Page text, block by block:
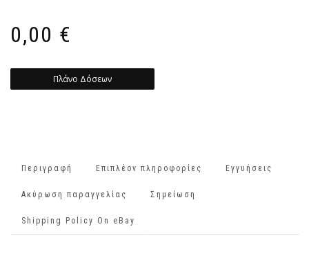
0,00 €
Πλάνο Δόσεων
Περιγραφή Επιπλέον πληροφορίες Εγγυήσεις
Ακύρωση παραγγελίας Σημείωση
Shipping Policy On eBay